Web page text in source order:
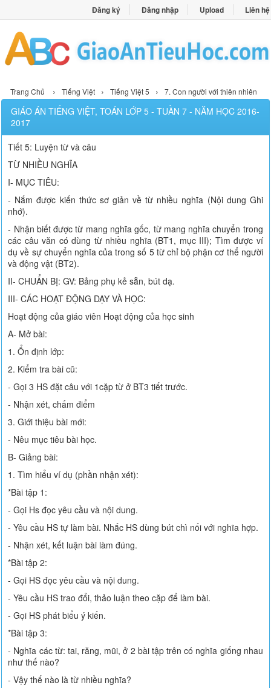
Đăng ký Đăng nhập Upload Liên hệ
Trang Chủ › Tiếng Việt › Tiếng Việt 5 › 7. Con người với thiên nhiên
GIÁO ÁN TIẾNG VIỆT, TOÁN LỚP 5 - TUẦN 7 - NĂM HỌC 2016-
2017
Tiết 5: Luyện từ và câu
TỪ NHIỀU NGHĨA
I- MỤC TIÊU:
- Nắm được kiến thức sơ giản về từ nhiều nghĩa (Nội dung Ghi
nhớ).
- Nhận biết được từ mang nghĩa gốc, từ mang nghĩa chuyển trong
các câu văn có dùng từ nhiều nghĩa (BT1, mục III); Tìm được ví
dụ về sự chuyển nghĩa của trong số 5 từ chỉ bộ phận cơ thể người
và động vật (BT2).
II- CHUẨN BỊ: GV: Bảng phụ kẻ sẵn, bút dạ.
III- CÁC HOẠT ĐỘNG DẠY VÀ HỌC:
Hoạt động của giáo viên Hoạt động của học sinh
A- Mở bài:
1. Ổn định lớp:
2. Kiểm tra bài cũ:
- Gọi 3 HS đặt câu với 1cặp từ ở BT3 tiết trước.
- Nhận xét, chấm điểm
3. Giới thiệu bài mới:
- Nêu mục tiêu bài học.
B- Giảng bài:
1. Tìm hiểu ví dụ (phần nhận xét):
*Bài tập 1:
- Gọi Hs đọc yêu cầu và nội dung.
- Yêu cầu HS tự làm bài. Nhắc HS dùng bút chì nối với nghĩa hợp.
- Nhận xét, kết luận bài làm đúng.
*Bài tập 2:
- Gọi HS đọc yêu cầu và nội dung.
- Yêu cầu HS trao đổi, thảo luận theo cặp để làm bài.
- Gọi HS phát biểu ý kiến.
*Bài tập 3:
- Nghĩa các từ: tai, răng, mũi, ở 2 bài tập trên có nghĩa giống nhau
như thế nào?
- Vậy thế nào là từ nhiều nghĩa?